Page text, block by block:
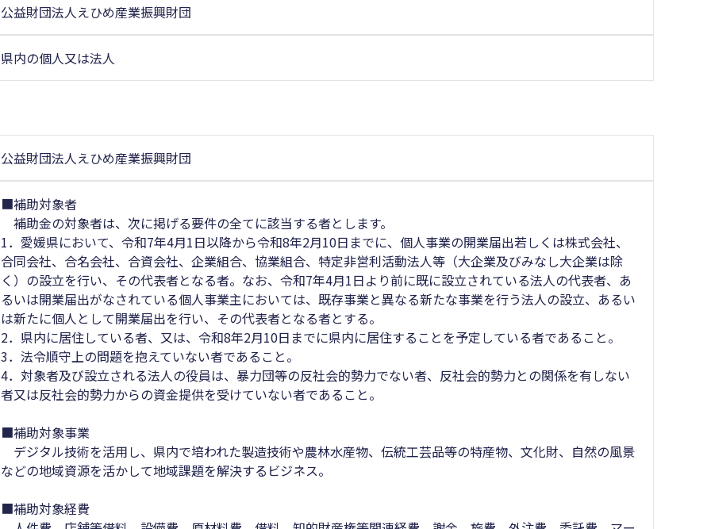
公益財団法人えひめ産業振興財団
県内の個人又は法人
公益財団法人えひめ産業振興財団
■補助対象者
補助金の対象者は、次に掲げる要件の全てに該当する者とします。
1．愛媛県において、令和7年4月1日以降から令和8年2月10日までに、個人事業の開業届出若しくは株式会社、
合同会社、合名会社、合資会社、企業組合、協業組合、特定非営利活動法人等（大企業及びみなし大企業は除
く）の設立を行い、その代表者となる者。なお、令和7年4月1日より前に既に設立されている法人の代表者、あ
るいは開業届出がなされている個人事業主においては、既存事業と異なる新たな事業を行う法人の設立、あるい
は新たに個人として開業届出を行い、その代表者となる者とする。
2．県内に居住している者、又は、令和8年2月10日までに県内に居住することを予定している者であること。
3．法令順守上の問題を抱えていない者であること。
4．対象者及び設立される法人の役員は、暴力団等の反社会的勢力でない者、反社会的勢力との関係を有しない
者又は反社会的勢力からの資金提供を受けていない者であること。
■補助対象事業
デジタル技術を活用し、県内で培われた製造技術や農林水産物、伝統工芸品等の特産物、文化財、自然の風景
などの地域資源を活かして地域課題を解決するビジネス。
■補助対象経費